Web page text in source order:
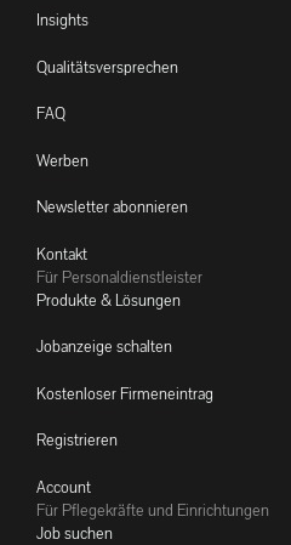
Insights
Qualitätsversprechen
FAQ
Werben
Newsletter abonnieren
Kontakt
Für Personaldienstleister
Produkte & Lösungen
Jobanzeige schalten
Kostenloser Firmeneintrag
Registrieren
Account
Für Pflegekräfte und Einrichtungen
Job suchen